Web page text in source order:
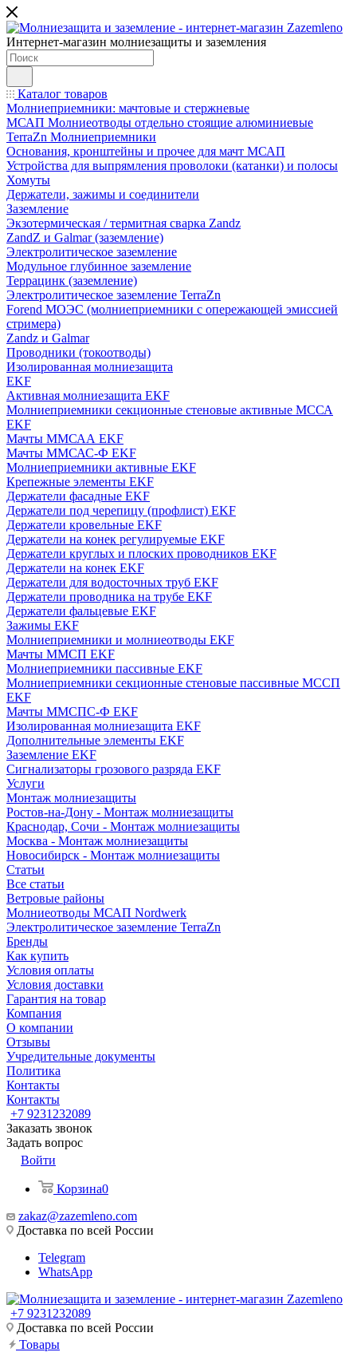
Интернет-магазин молниезащиты и заземления
Каталог товаров
Молниеприемники: мачтовые и стержневые
МСАП Молниеотводы отдельно стоящие алюминиевые
TerraZn Молниеприемники
Основания, кронштейны и прочее для мачт МСАП
Устройства для выпрямления проволоки (катанки) и полосы
Хомуты
Держатели, зажимы и соединители
Заземление
Экзотермическая / термитная сварка Zandz
ZandZ и Galmar (заземление)
Электролитическое заземление
Модульное глубинное заземление
Террацинк (заземление)
Электролитическое заземление TerraZn
Forend МОЭС (молниеприемники с опережающей эмиссией
стримера)
Zandz и Galmar
Проводники (токоотводы)
Изолированная молниезащита
EKF
Активная молниезащита EKF
Молниеприемники секционные стеновые активные МССА
EKF
Мачты ММСАА EKF
Мачты ММСАС-Ф EKF
Молниеприемники активные EKF
Крепежные элементы EKF
Держатели фасадные EKF
Держатели под черепицу (профлист) EKF
Держатели кровельные EKF
Держатели на конек регулируемые EKF
Держатели круглых и плоских проводников EKF
Держатели на конек EKF
Держатели для водосточных труб EKF
Держатели проводника на трубе EKF
Держатели фальцевые EKF
Зажимы EKF
Молниеприемники и молниеотводы EKF
Мачты ММСП EKF
Молниеприемники пассивные EKF
Молниеприемники секционные стеновые пассивные МССП
EKF
Мачты ММСПС-Ф EKF
Изолированная молниезащита EKF
Дополнительные элементы EKF
Заземление EKF
Сигнализаторы грозового разряда EKF
Услуги
Монтаж молниезащиты
Ростов-на-Дону - Монтаж молниезащиты
Краснодар, Сочи - Монтаж молниезащиты
Москва - Монтаж молниезащиты
Новосибирск - Монтаж молниезащиты
Статьи
Все статьи
Ветровые районы
Молниеотводы МСАП Nordwerk
Электролитическое заземление TerraZn
Бренды
Как купить
Условия оплаты
Условия доставки
Гарантия на товар
Компания
О компании
Отзывы
Учредительные документы
Политика
Контакты
Контакты
+7 9231232089
Заказать звонок
Задать вопрос
Войти
Корзина0
zakaz@zazemleno.com
Доставка по всей России
Telegram
WhatsApp
+7 9231232089
Доставка по всей России
Товары